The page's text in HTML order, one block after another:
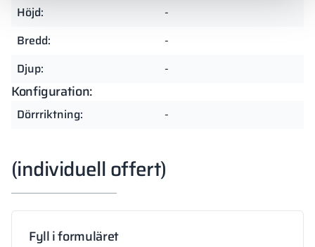
Höjd:
-
Bredd:
-
Djup:
-
Konfiguration:
Dörrriktning: -
(individuell offert)
Fyll i formuläret